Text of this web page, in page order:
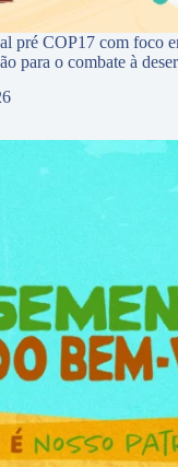
pré COP17 com foco
para o combate à